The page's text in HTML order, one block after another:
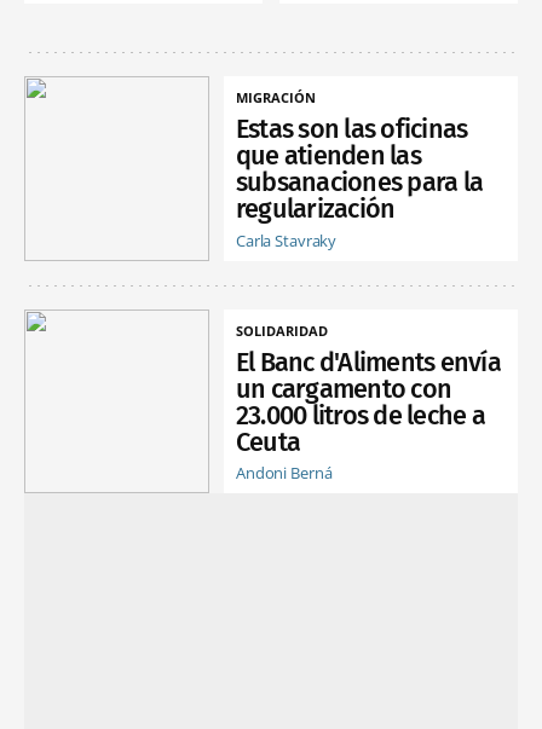
MIGRACIÓN
Estas son las oficinas
que atienden las
subsanaciones para la
regularización
Carla Stavraky
SOLIDARIDAD
El Banc d'Aliments envía
un cargamento con
23.000 litros de leche a
Ceuta
Andoni Berná